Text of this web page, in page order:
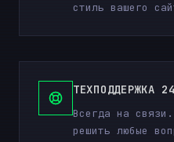
стиль вашего
ТЕХПОДДЕРЖКА
Всегда на
решить любые